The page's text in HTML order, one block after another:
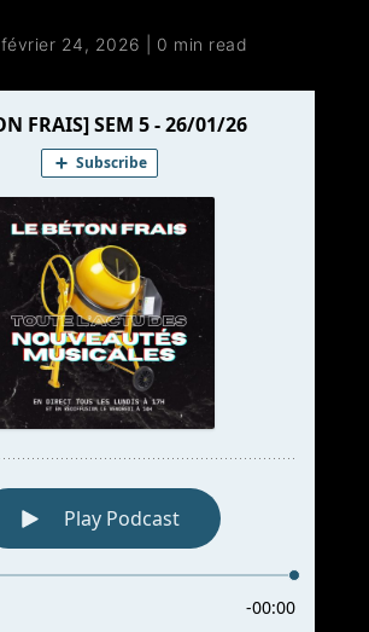
février 24, 2026 0 min read